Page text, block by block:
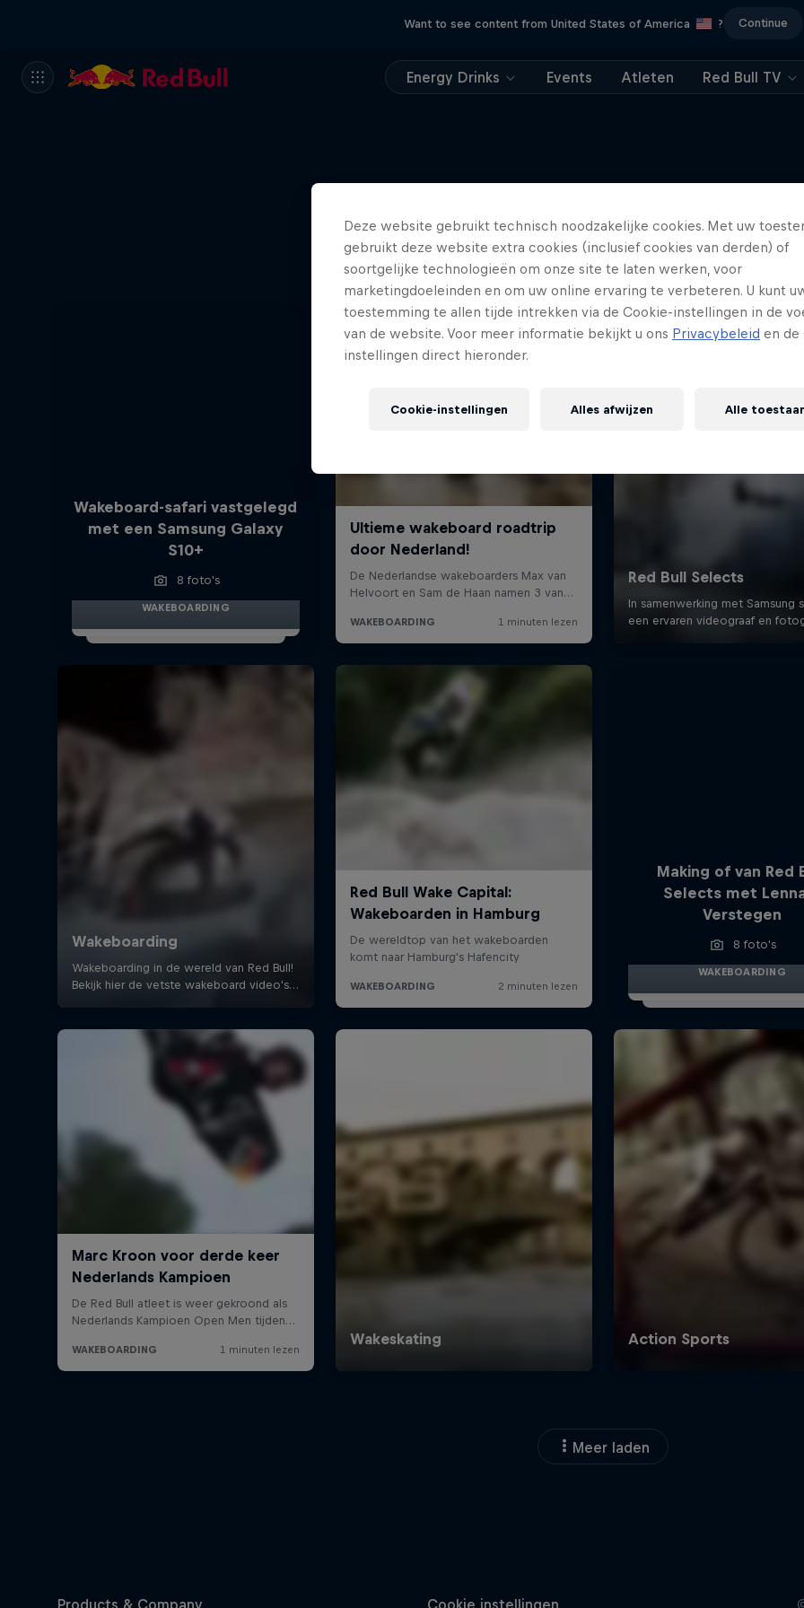
Want to see content from United States of America ? Continue
Energy Drinks Events Atleten Red Bull TV
Meer van dit
Wakeboard-safari vastgelegd
met een Samsung Galaxy
S10+
8 foto's
WAKEBOARDING
Making of van Red
Selects met
Verstegen
8 foto's
WAKEBOARDING
Meer laden
Deze website gebruikt technisch noodzakelijke cookies. Met uw
gebruikt deze website extra cookies (inclusief cookies van derden) of
soortgelijke technologieën om onze site te laten werken, voor
marketingdoeleinden en om uw online ervaring te verbeteren. U kunt
toestemming te allen tijde intrekken via de Cookie-instellingen in de
van de website. Voor meer informatie bekijkt u ons Privacybeleid en de
instellingen direct hieronder.
Cookie-instellingen Alles afwijzen Alle